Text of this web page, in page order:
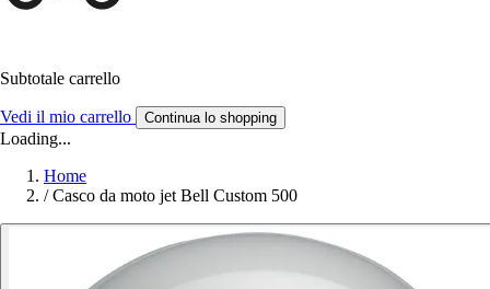
Subtotale carrello
Vedi il mio carrello Continua lo shopping
Loading...
Home
/ Casco da moto jet Bell Custom 500